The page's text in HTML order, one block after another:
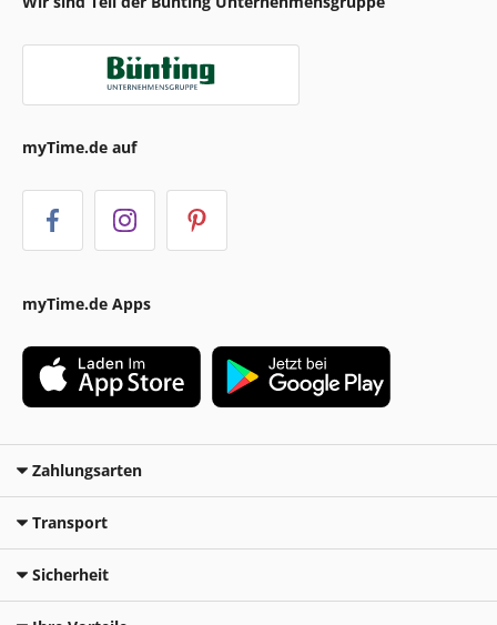
myTime.de auf
myTime.de Apps
Zahlungsarten
Transport
Sicherheit